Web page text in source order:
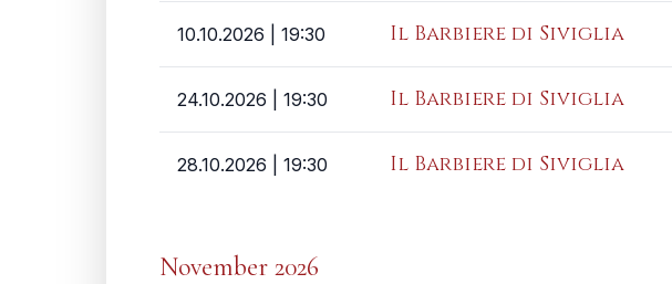
10.10.2026 | 19:30 Il Barbiere di Siviglia
24.10.2026 | 19:30 Il Barbiere di Siviglia
28.10.2026 | 19:30 Il Barbiere di Siviglia
November 2026